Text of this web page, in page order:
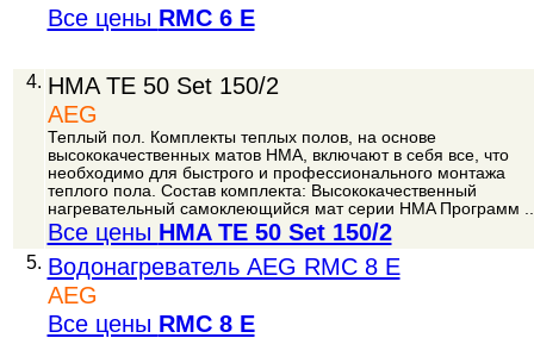
Все цены RMC 6 E
4. HMA TE 50 Set 150/2
AEG
Теплый пол. Комплекты теплых полов, на основе
высококачественных матов HMA, включают в себя все, что
необходимо для быстрого и профессионального монтажа
теплого пола. Состав комплекта: Высококачественный
нагревательный самоклеющийся мат серии HMA Программ
Все цены HMA TE 50 Set 150/2
5. Водонагреватель AEG RMC 8 E
AEG
Все цены RMC 8 E